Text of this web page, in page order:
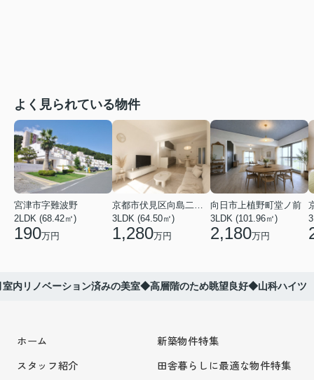
よく見られている物件
宮津市字難波野
2LDK (68.42㎡)
190万円
京都市伏見区向島二ノ丸町
3LDK (64.50㎡)
1,280万円
向日市上植野町堂ノ前
3LDK (101.96㎡)
2,180万円
内リノベーション済みの美室◆高層階のため眺望良好◆山科ハイツ
ホーム
スタッフ紹介
新築物件特集
田舎暮らしに最適な物件特集